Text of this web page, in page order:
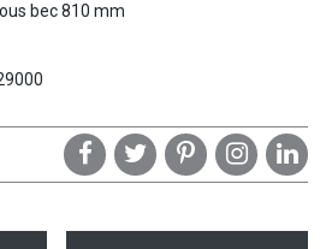
bec 810 mm